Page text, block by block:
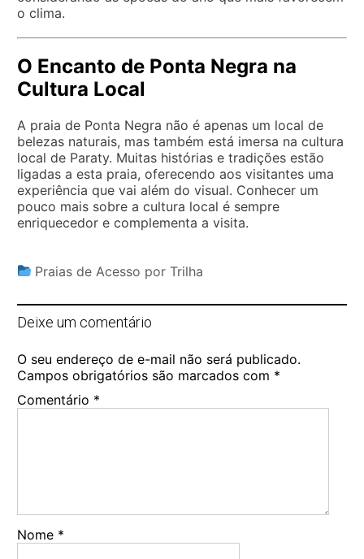
o clima.
O Encanto de Ponta Negra na
Cultura Local
A praia de Ponta Negra não é apenas um local de
belezas naturais, mas também está imersa na cultura
local de Paraty. Muitas histórias e tradições estão
ligadas a esta praia, oferecendo aos visitantes uma
experiência que vai além do visual. Conhecer um
pouco mais sobre a cultura local é sempre
enriquecedor e complementa a visita.
Praias de Acesso por Trilha
Deixe um comentário
O seu endereço de e-mail não será publicado.
Campos obrigatórios são marcados com *
Comentário *
Nome *